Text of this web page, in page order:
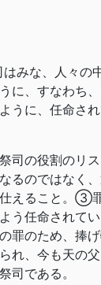
はみな、人々
に、すなわち
うに、任命さ
祭司の役割の
るのではなく
えること。③
う任命されて
罪のため、捧げ
れ、今も天の
司である。